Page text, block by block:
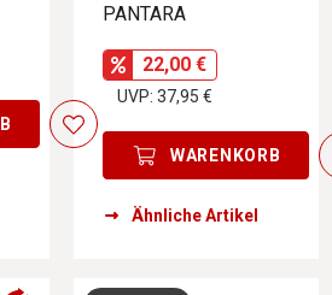
PANTARA
22,00 €
UVP: 37,95 €
WARENKORB
Ähnliche Artikel